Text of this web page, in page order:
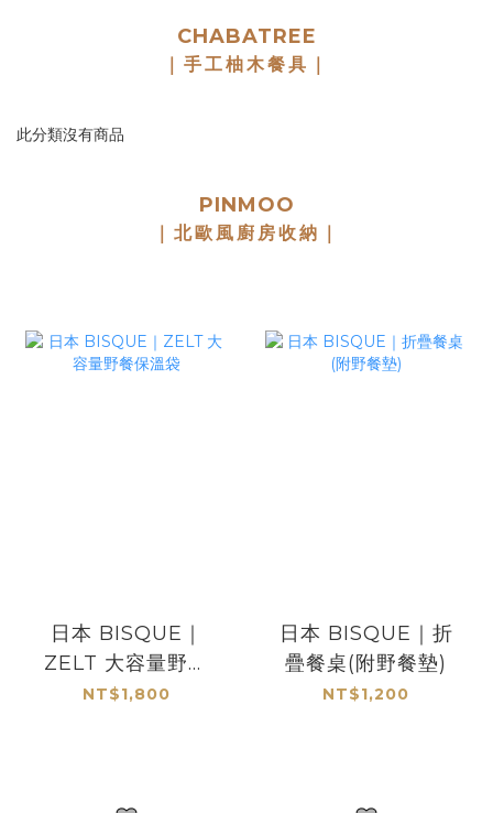
CHABATREE
｜手工柚木餐具｜
此分類沒有商品
PINMOO
｜北歐風廚房收納｜
日本 BISQUE｜
ZELT 大容量野餐
保溫袋
NT$1,800
日本 BISQUE｜折
疊餐桌(附野餐墊)
NT$1,200